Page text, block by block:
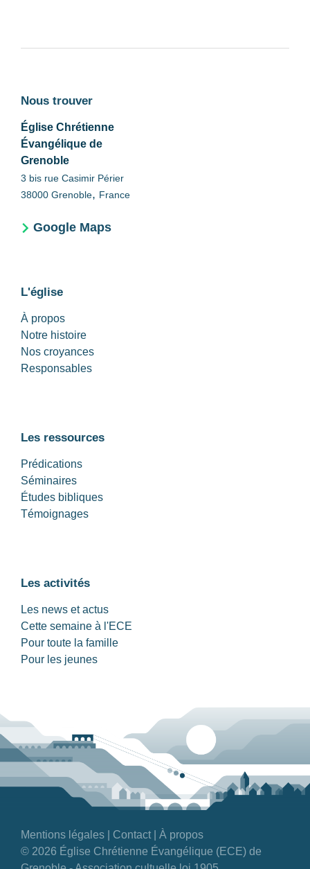
Nous trouver
Église Chrétienne
Évangélique de
Grenoble
3 bis rue Casimir Périer
38000 Grenoble, France
Google Maps
L'église
À propos
Notre histoire
Nos croyances
Responsables
Les ressources
Prédications
Séminaires
Études bibliques
Témoignages
Les activités
Les news et actus
Cette semaine à l'ECE
Pour toute la famille
Pour les jeunes
Mentions légales Contact
À propos
© 2026 Église Chrétienne Évangélique (ECE) de